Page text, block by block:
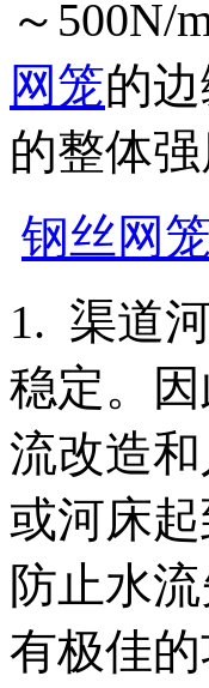
～500N/
网笼的
的整体强
钢丝网
1. 渠道
稳定。因
流改造
或河床
防止水
有极佳